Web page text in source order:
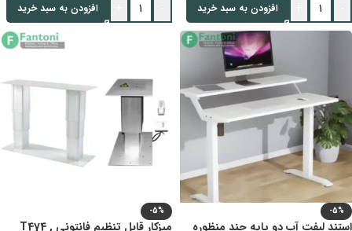
افزودن به سبد خرید افزودن به سبد خرید
-5%
استند لیفت آپ دو پایه چند منظوره
-5%
میزکار قابل تنظیم فانتونی T474 ,